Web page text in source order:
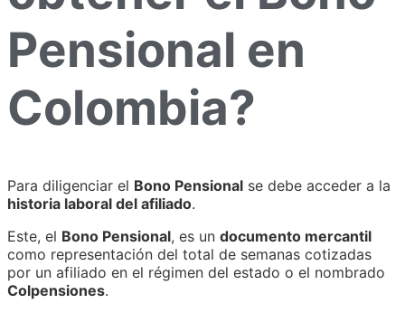
Pensional en
Colombia?
Para diligenciar el Bono Pensional se debe acceder a la
historia laboral del afiliado.
Este, el Bono Pensional, es un documento mercantil
como representación del total de semanas cotizadas
por un afiliado en el régimen del estado o el nombrado
Colpensiones.